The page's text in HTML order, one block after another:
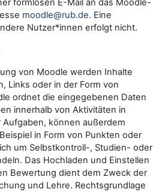
formlosen E-Mail an das Moodle-
moodle@rub.de. Eine
Nutzer*innen erfolgt nicht.
von Moodle werden Inhalte
Links oder in der Form von
ordnet die eingegebenen Daten
innerhalb von Aktivitäten in
Aufgaben, können außerdem
in Form von Punkten oder
um Selbstkontroll-, Studien- oder
Das Hochladen und Einstellen
Bewertung dient dem Zweck der
und Lehre. Rechtsgrundlage